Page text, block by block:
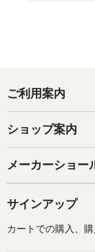
ご利用案内
ショップ案内
メーカーショー
サインアップ
カートでの購入、